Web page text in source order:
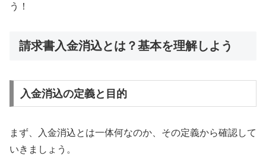
う！
請求書入金消込とは？基本を理解しよう
入金消込の定義と目的
まず、入金消込とは一体何なのか、その定義から確認して
いきましょう。